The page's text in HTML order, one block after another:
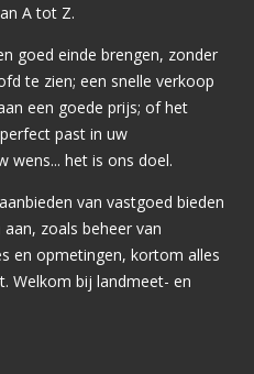
A tot Z.
goed einde brengen, zonder
te zien; een snelle verkoop
een goede prijs; of het
past in uw
wens... het is ons doel.
van vastgoed bieden
zoals beheer van
en opmetingen, kortom alles
Welkom bij landmeet- en